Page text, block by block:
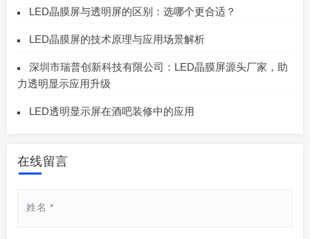
LED晶膜屏与透明屏的区别：选哪个更合适？
LED晶膜屏的技术原理与应用场景解析
深圳市瑞普创新科技有限公司：LED晶膜屏源头厂家，助
力透明显示应用升级
LED透明显示屏在酒吧装修中的应用
在线留言